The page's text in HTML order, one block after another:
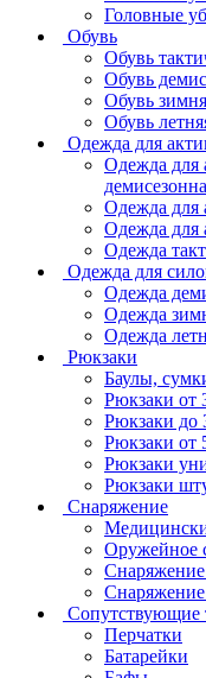
Головные
Обувь
Обувь
Обувь
Обувь
Обувь
Одежда для
Одежда для
Одежда для
Одежда для
Одежда
Одежда для
Одежда
Одежда
Одежда
Рюкзаки
Баулы,
Рюкзаки от
Рюкзаки до
Рюкзаки от
Рюкзаки
Рюкзаки
Снаряжение
Оружейное
Снаряжение
Снаряжение
Сопутствующие
Перчатки
Батарейки